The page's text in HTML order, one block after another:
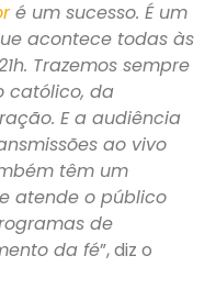
é um sucesso. É um
acontece todas às
Trazemos sempre
católico, da
E a audiência
ao vivo
têm um
atende o público
de
da fé”, diz o